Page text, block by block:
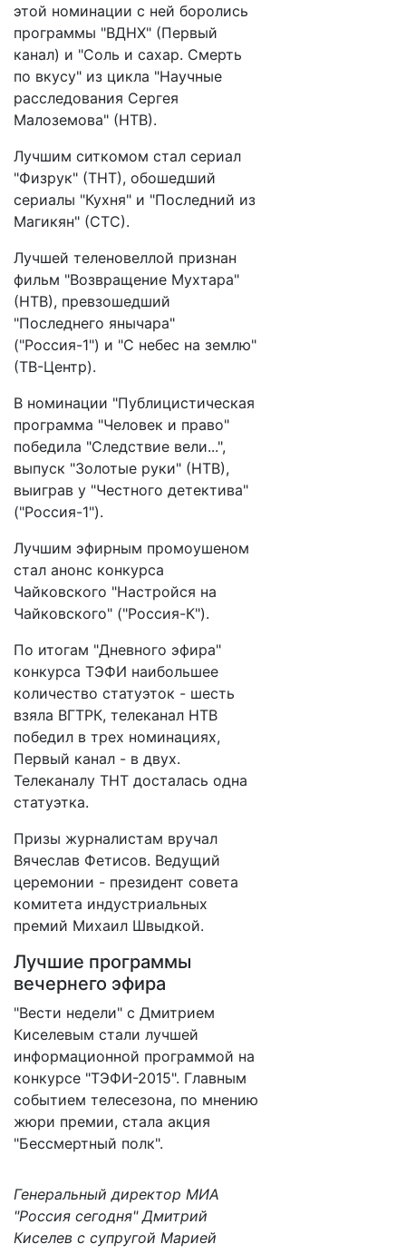
этой номинации с ней боролись
программы "ВДНХ" (Первый
канал) и "Соль и сахар. Смерть
по вкусу" из цикла "Научные
расследования Сергея
Малоземова" (НТВ).
Лучшим ситкомом стал сериал
"Физрук" (ТНТ), обошедший
сериалы "Кухня" и "Последний из
Магикян" (СТС).
Лучшей теленовеллой признан
фильм "Возвращение Мухтара"
(НТВ), превзошедший
"Последнего янычара"
("Россия-1") и "С небес на землю"
(ТВ-Центр).
В номинации "Публицистическая
программа "Человек и право"
победила "Следствие вели...",
выпуск "Золотые руки" (НТВ),
выиграв у "Честного детектива"
("Россия-1").
Лучшим эфирным промоушеном
стал анонс конкурса
Чайковского "Настройся на
Чайковского" ("Россия-К").
По итогам "Дневного эфира"
конкурса ТЭФИ наибольшее
количество статуэток - шесть
взяла ВГТРК, телеканал НТВ
победил в трех номинациях,
Первый канал - в двух.
Телеканалу ТНТ досталась одна
статуэтка.
Призы журналистам вручал
Вячеслав Фетисов. Ведущий
церемонии - президент совета
комитета индустриальных
премий Михаил Швыдкой.
Лучшие программы
вечернего эфира
"Вести недели" с Дмитрием
Киселевым стали лучшей
информационной программой на
конкурсе "ТЭФИ-2015". Главным
событием телесезона, по мнению
жюри премии, стала акция
"Бессмертный полк".
Генеральный директор МИА
"Россия сегодня" Дмитрий
Киселев с супругой Марией